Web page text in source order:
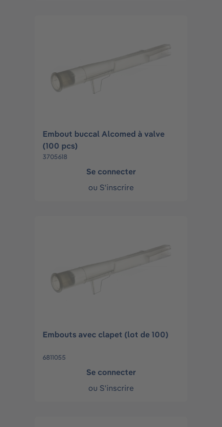
Embout buccal Alcomed à valve
(100 pcs)
3705618
Se connecter
ou S'inscrire
Embouts avec clapet (lot de 100)
6811055
Se connecter
ou S'inscrire